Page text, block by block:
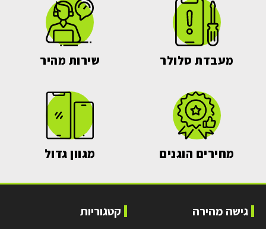
מעבדת סלולר שירות מהיר
מחירים הוגנים מגוון גדול
גישה מהירה קטגוריות